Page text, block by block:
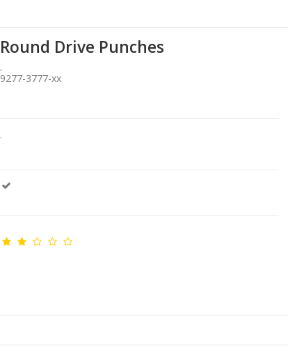
Round Drive Punches
.
9277-3777-xx
.